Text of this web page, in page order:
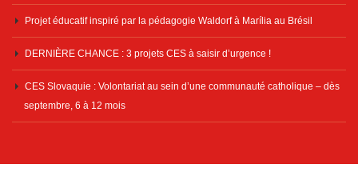
Projet éducatif inspiré par la pédagogie Waldorf à Marília au Brésil
DERNIÈRE CHANCE : 3 projets CES à saisir d’urgence !
CES Slovaquie : Volontariat au sein d’une communauté catholique – dès
septembre, 6 à 12 mois